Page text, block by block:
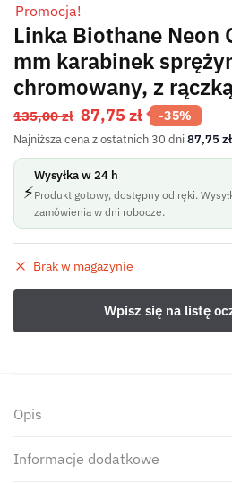
Promocja!
Linka Biothane Neon
mm karabinek
chromowany, z
135,00zł 87,75 zł -35%
Najniższa cena z ostatnich 30 dni87,75zł
⚡
Wysyłka w 24 h
Produkt gotowy, dostępny od ręki.
zamówienia w dni robocze.
Brak w magazynie
Opis
Informacje dodatkowe